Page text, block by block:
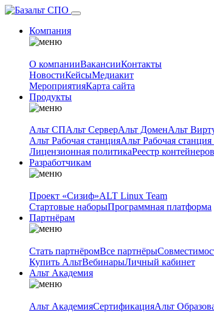
Компания
О компанииВакансииКонтакты
НовостиКейсыМедиакит
МероприятияКарта сайта
Продукты
Альт СПАльт СерверАльт ДоменАльт
Альт Рабочая станцияАльт Рабочая
Лицензионная политикаРеестр контейнеров
Разработчикам
Проект «Сизиф»ALT Linux Team
Стартовые наборыПрограммная платформа
Партнёрам
Стать партнёромВсе партнёры
Купить АльтВебинарыЛичный кабинет
Альт Академия
Альт АкадемияСертификацияАльт